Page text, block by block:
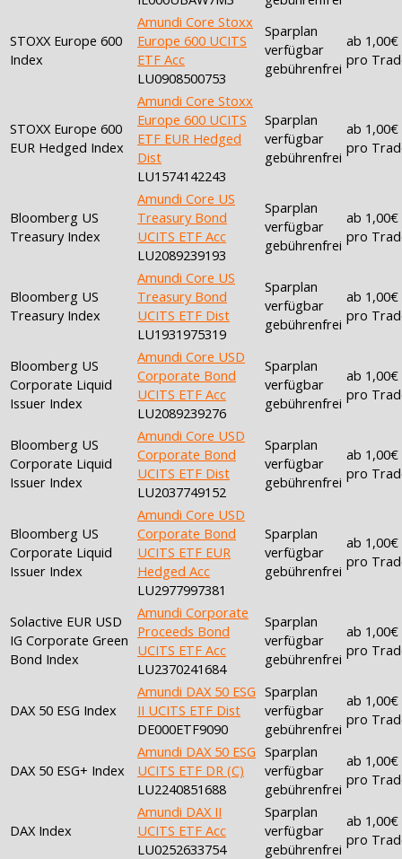
STOXX Europe 600
Index
Amundi Core Stoxx
Europe 600 UCITS
ETF Acc
LU0908500753
Sparplan
verfügbar
gebührenfrei
ab 1,00€
pro
STOXX Europe 600
EUR Hedged Index
Amundi Core Stoxx
Europe 600 UCITS
ETF EUR Hedged
Dist
LU1574142243
Sparplan
verfügbar
gebührenfrei
ab 1,00€
pro
Bloomberg US
Treasury Index
Amundi Core US
Treasury Bond
UCITS ETF Acc
LU2089239193
Sparplan
verfügbar
gebührenfrei
ab 1,00€
pro
Bloomberg US
Treasury Index
Amundi Core US
Treasury Bond
UCITS ETF Dist
LU1931975319
Sparplan
verfügbar
gebührenfrei
ab 1,00€
pro
Bloomberg US
Corporate Liquid
Issuer Index
Amundi Core USD
Corporate Bond
UCITS ETF Acc
LU2089239276
Sparplan
verfügbar
gebührenfrei
ab 1,00€
pro
Bloomberg US
Corporate Liquid
Issuer Index
Amundi Core USD
Corporate Bond
UCITS ETF Dist
LU2037749152
Sparplan
verfügbar
gebührenfrei
ab 1,00€
pro
Bloomberg US
Corporate Liquid
Issuer Index
Amundi Core USD
Corporate Bond
UCITS ETF EUR
Hedged Acc
LU2977997381
Sparplan
verfügbar
gebührenfrei
ab 1,00€
pro
Solactive EUR USD
IG Corporate Green
Bond Index
Amundi Corporate
Proceeds Bond
UCITS ETF Acc
LU2370241684
Sparplan
verfügbar
gebührenfrei
ab 1,00€
pro
DAX 50 ESG Index
Amundi DAX 50 ESG
II UCITS ETF Dist
DE000ETF9090
Sparplan
verfügbar
gebührenfrei
ab 1,00€
pro
DAX 50 ESG+ Index
Amundi DAX 50 ESG
UCITS ETF DR (C)
LU2240851688
Sparplan
verfügbar
gebührenfrei
ab 1,00€
pro
DAX Index
Amundi DAX II
UCITS ETF Acc
LU0252633754
Sparplan
verfügbar
gebührenfrei
ab 1,00€
pro